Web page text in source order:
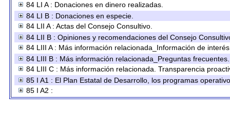
84 LI A : Donaciones en dinero realizadas.
84 LI B : Donaciones en especie.
84 LII A : Actas del Consejo Consultivo.
84 LII B : Opiniones y recomendaciones del Consejo
84 LIII A : Más información relacionada_Información de
84 LIII B : Más información relacionada_Preguntas frecuentes.
84 LIII C : Más información relacionada. Transparencia
85 I A1 : El Plan Estatal de Desarrollo, los programas
85 I A2 :